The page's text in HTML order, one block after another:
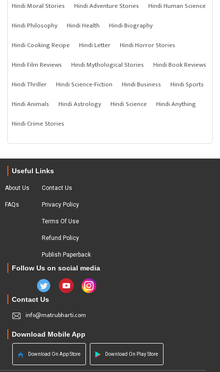
Hindi Moral Stories
Hindi Adventure Stories
Hindi Human Science
Hindi Philosophy
Hindi Health
Hindi Biography
Hindi Cooking Recipe
Hindi Letter
Hindi Horror Stories
Hindi Film Reviews
Hindi Mythological Stories
Hindi Book Reviews
Hindi Thriller
Hindi Science-Fiction Hindi Business
Hindi Sports
Hindi Animals
Hindi Astrology Hindi Science
Hindi Anything
Hindi Crime Stories
Useful Links
About Us
FAQs
Contact Us
Privacy Policy
Terms Of Use
Refund Policy
Publish Paperback
Follow Us on social media
Contact Us
info@matrubharti.com
Download Mobile App
Download On App Store Download On Play Store